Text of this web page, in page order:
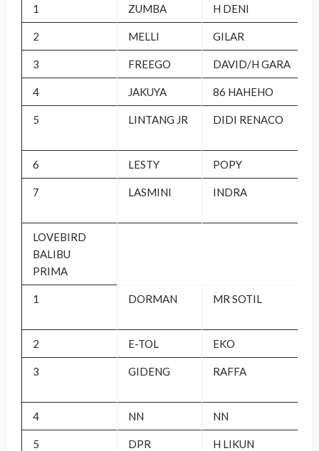
1 ZUMBA H DENI
2 MELLI GILAR
3 FREEGO DAVID/H GARA
4 JAKUYA 86 HAHEHO
5 LINTANG JR DIDI RENACO
6 LESTY POPY
7 LASMINI INDRA
LOVEBIRD
BALIBU
PRIMA
1 DORMAN MR SOTIL
2 E-TOL EKO
3 GIDENG RAFFA
4 NN NN
5 DPR H LIKUN